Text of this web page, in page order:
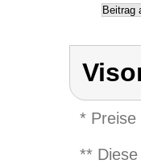
* Preise
**